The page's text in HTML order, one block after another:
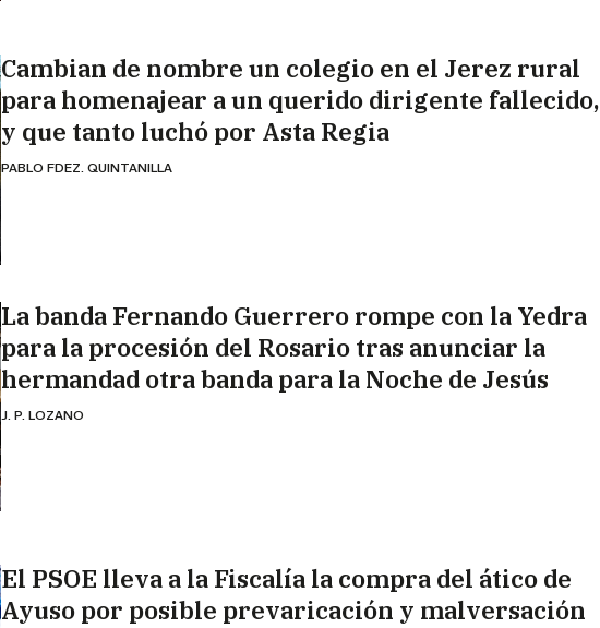
Cambian de nombre un colegio en el Jerez rural
para homenajear a un querido dirigente fallecido,
y que tanto luchó por Asta Regia
PABLO FDEZ. QUINTANILLA
La banda Fernando Guerrero rompe con la Yedra
para la procesión del Rosario tras anunciar la
hermandad otra banda para la Noche de Jesús
J. P. LOZANO
El PSOE lleva a la Fiscalía la compra del ático de
Ayuso por posible prevaricación y malversación